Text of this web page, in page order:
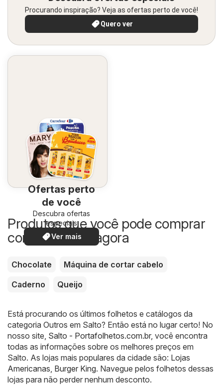
Procurando inspiração? Veja as ofertas perto de você!
Quero ver
Ofertas perto
de você
Descubra ofertas
especiais
Ver mais
Produtos que você pode comprar
com desconto agora
Chocolate
Máquina de cortar cabelo
Caderno
Queijo
Está procurando os últimos folhetos e catálogos da
categoria Outros em Salto? Então está no lugar certo! No
nosso site, Salto - Portafolhetos.com.br, você encontra
todas as informações sobre os melhores preços em
Salto. As lojas mais populares da cidade são: Lojas
Americanas Burger King. Navegue pelos folhetos dessas
lojas para não perder nenhum desconto.